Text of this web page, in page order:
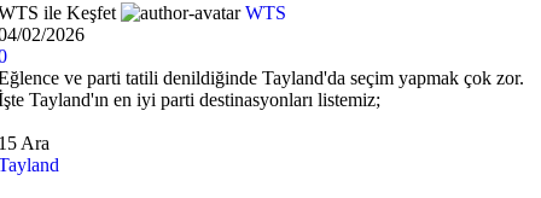
ile Keşfet
WTS
02/2026
ve parti tatili denildiğinde Tayland'da seçim yapmak çok zor.
Tayland'ın en iyi parti destinasyonları listemiz;
Ara